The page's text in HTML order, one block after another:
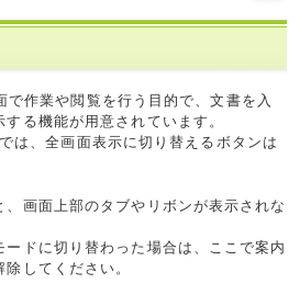
作業や閲覧を行う目的で、文書を入
る機能が用意されています。
は、全画面表示に切り替えるボタンは
画面上部のタブやリボンが表示されな
ドに切り替わった場合は、ここで案内
してください。